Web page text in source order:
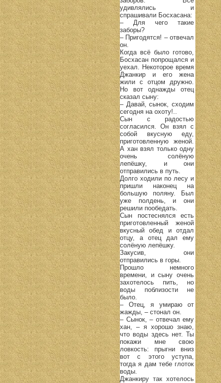
удивлялись и
спрашивали Босхасана:
– Для чего такие
заборы?
– Пригодятся! – отвечал
он.
Когда всё было готово,
Босхасан попрощался и
уехал. Некоторое время
Джанкир и его жена
жили с отцом дружно.
Но вот однажды отец
сказал сыну:
– Давай, сынок, сходим
сегодня на охоту!..
Сын с радостью
согласился. Он взял с
собой вкусную еду,
приготовленную женой.
А хан взял только одну
очень солёную
лепёшку, и они
отправились в путь.
Долго ходили по лесу и
пришли наконец на
большую поляну. Был
уже полдень, и они
решили пообедать.
Сын постеснялся есть
приготовленный женой
вкусный обед и отдал
отцу, а отец дал ему
солёную лепёшку.
Закусив, они
отправились в горы.
Прошло немного
времени, и сыну очень
захотелось пить, но
воды поблизости не
было.
– Отец, я умираю от
жажды, – стонал он.
– Сынок, – отвечал ему
хан, – я хорошо знаю,
что воды здесь нет. Ты
покажи мне свою
ловкость: прыгни вниз
вот с этого уступа,
тогда я дам тебе глоток
воды.
Джанкиру так хотелось